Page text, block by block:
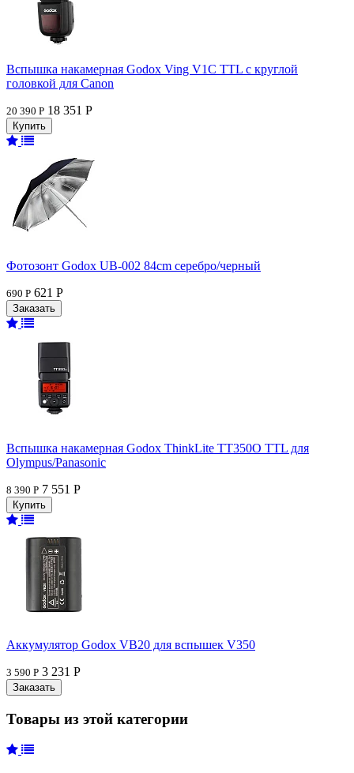
Вспышка накамерная Godox Ving V1C TTL с круглой
головкой для Canon
20 390 Р 18 351 Р
Фотозонт Godox UB-002 84cm серебро/черный
690 Р 621 Р
Вспышка накамерная Godox ThinkLite TT350O TTL для
Olympus/Panasonic
8 390 Р 7 551 Р
Аккумулятор Godox VB20 для вспышек V350
3 590 Р 3 231 Р
Товары из этой категории